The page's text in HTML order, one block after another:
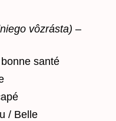
vôzrásta) –
santé
/ Belle